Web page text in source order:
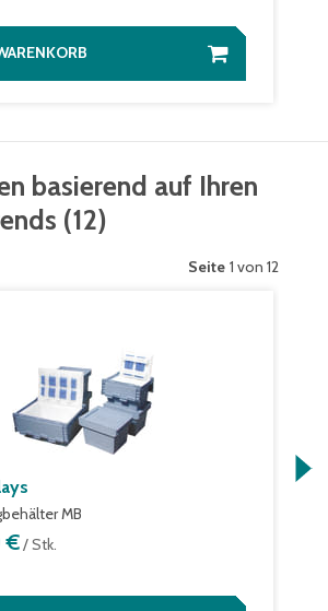
basierend auf Ihren
(12)
Seite 1 von 12
MB
€/ Stk.